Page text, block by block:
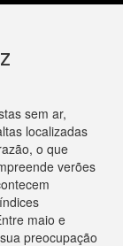
sem ar,
localizadas
o que
verões
maio e
preocupação